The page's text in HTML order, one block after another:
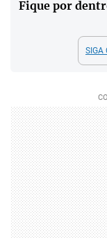
Fique por
SIGA